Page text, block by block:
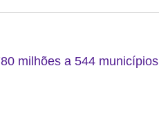
milhões a 544 municípios